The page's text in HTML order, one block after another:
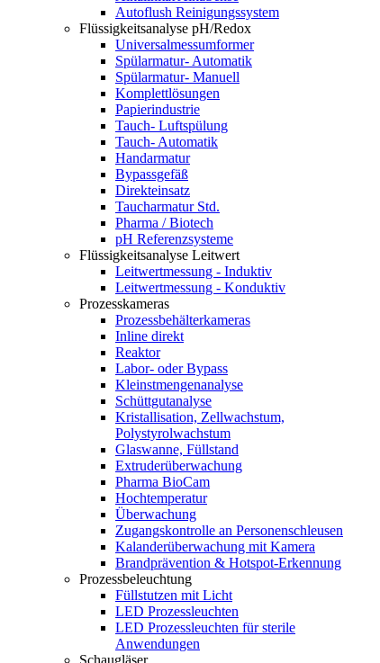
Autoflush Reinigungssystem
Flüssigkeitsanalyse pH/Redox
Universalmessumformer
Spülarmatur- Automatik
Spülarmatur- Manuell
Komplettlösungen
Papierindustrie
Tauch- Luftspülung
Tauch- Automatik
Handarmatur
Bypassgefäß
Direkteinsatz
Taucharmatur Std.
Pharma / Biotech
pH Referenzsysteme
Flüssigkeitsanalyse Leitwert
Leitwertmessung - Induktiv
Leitwertmessung - Konduktiv
Prozesskameras
Prozessbehälterkameras
Inline direkt
Reaktor
Labor- oder Bypass
Kleinstmengenanalyse
Schüttgutanalyse
Kristallisation, Zellwachstum,
Polystyrolwachstum
Glaswanne, Füllstand
Extruderüberwachung
Pharma BioCam
Hochtemperatur
Überwachung
Zugangskontrolle an Personenschleusen
Kalanderüberwachung mit Kamera
Brandprävention & Hotspot-Erkennung
Prozessbeleuchtung
Füllstutzen mit Licht
LED Prozessleuchten
LED Prozessleuchten für sterile
Anwendungen
Schaugläser